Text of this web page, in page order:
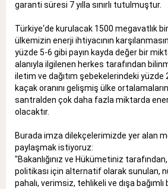
garanti süresi 7 yılla sınırlı tutulmuştur.
Türkiye‘de kurulacak 1500 megavatlık
ülkemizin enerji ihtiyacının
yüzde 5-6 gibi payın kayda değer bir
alanıyla ilgilenen herkes tarafından
iletim ve dağıtım şebekelerindeki yüzde
kaçak oranını gelişmiş ülke
santralden çok daha fazla miktarda
olacaktır.
Burada imza dilekçelerimizde yer alan
paylaşmak istiyoruz:
"Bakanlığınız ve Hükümetiniz
politikası için alternatif olarak sunulan,
pahalı, verimsiz, tehlikeli ve dışa